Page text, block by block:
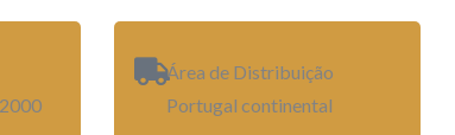
Área de Distribuição
Portugal continental